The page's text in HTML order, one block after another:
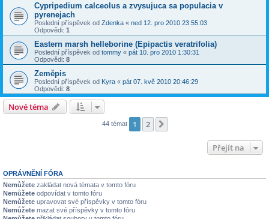
Cypripedium calceolus a zvysujuca sa populacia v
pyrenejach
Poslední příspěvek od Zdenka « ned 12. pro 2010 23:55:03
Odpovědi: 1
Eastern marsh helleborine (Epipactis veratrifolia)
Poslední příspěvek od tommy « pát 10. pro 2010 1:30:31
Odpovědi: 8
Zeměpis
Poslední příspěvek od Kyra « pát 07. kvě 2010 20:46:29
Odpovědi: 8
Nové téma
44 témat 1 2
Přejít na
OPRÁVNĚNÍ FÓRA
Nemůžete zakládat nová témata v tomto fóru
Nemůžete odpovídat v tomto fóru
Nemůžete upravovat své příspěvky v tomto fóru
Nemůžete mazat své příspěvky v tomto fóru